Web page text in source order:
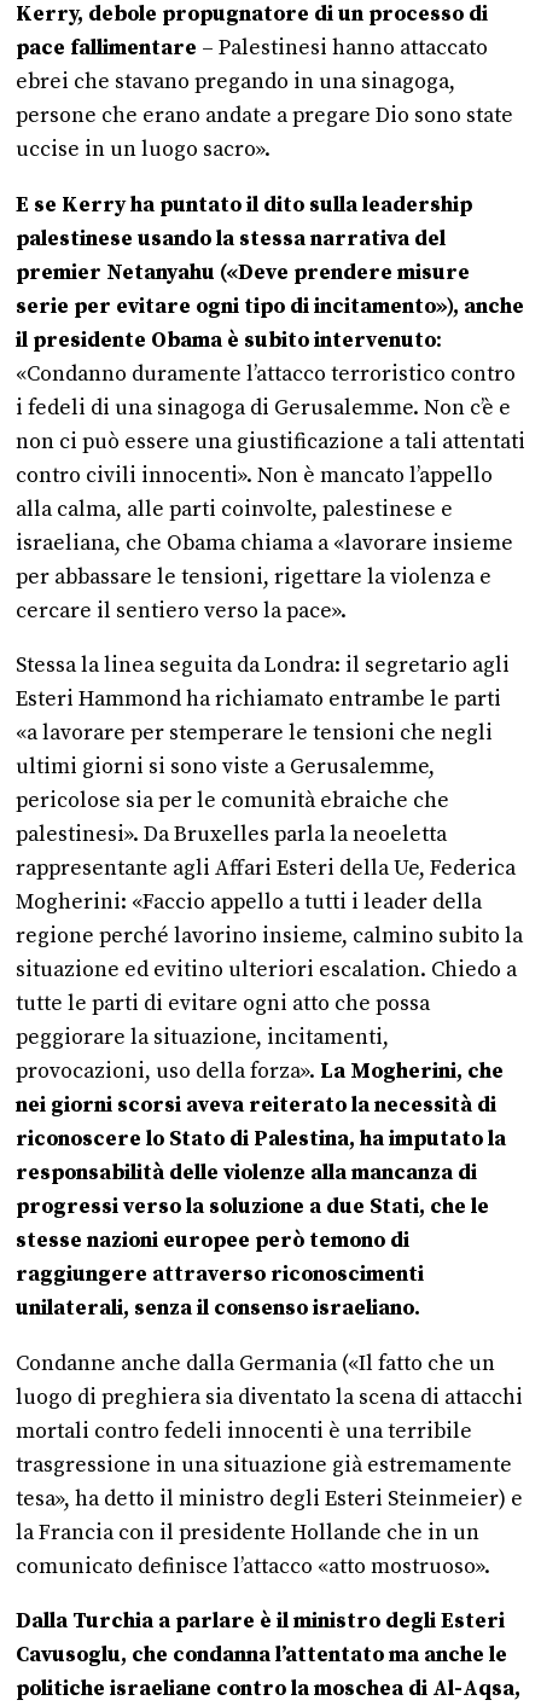
Kerry, debole propugnatore di un processo di
pace fallimentare – Palestinesi hanno attaccato
ebrei che stavano pregando in una sinagoga,
persone che erano andate a pregare Dio sono state
uccise in un luogo sacro».
E se Kerry ha puntato il dito sulla leadership
palestinese usando la stessa narrativa del
premier Netanyahu («Deve prendere misure
serie per evitare ogni tipo di incitamento»), anche
il presidente Obama è subito intervenuto:
«Condanno duramente l’attacco terroristico contro
i fedeli di una sinagoga di Gerusalemme. Non c’è e
non ci può essere una giustificazione a tali attentati
contro civili innocenti». Non è mancato l’appello
alla calma, alle parti coinvolte, palestinese e
israeliana, che Obama chiama a «lavorare insieme
per abbassare le tensioni, rigettare la violenza e
cercare il sentiero verso la pace».
Stessa la linea seguita da Londra: il segretario agli
Esteri Hammond ha richiamato entrambe le parti
«a lavorare per stemperare le tensioni che negli
ultimi giorni si sono viste a Gerusalemme,
pericolose sia per le comunità ebraiche che
palestinesi». Da Bruxelles parla la neoeletta
rappresentante agli Affari Esteri della Ue, Federica
Mogherini: «Faccio appello a tutti i leader della
regione perché lavorino insieme, calmino subito la
situazione ed evitino ulteriori escalation. Chiedo a
tutte le parti di evitare ogni atto che possa
peggiorare la situazione, incitamenti,
provocazioni, uso della forza». La Mogherini, che
nei giorni scorsi aveva reiterato la necessità di
riconoscere lo Stato di Palestina, ha imputato la
responsabilità delle violenze alla mancanza di
progressi verso la soluzione a due Stati, che le
stesse nazioni europee però temono di
raggiungere attraverso riconoscimenti
unilaterali, senza il consenso israeliano.
Condanne anche dalla Germania («Il fatto che un
luogo di preghiera sia diventato la scena di attacchi
mortali contro fedeli innocenti è una terribile
trasgressione in una situazione già estremamente
tesa», ha detto il ministro degli Esteri Steinmeier) e
la Francia con il presidente Hollande che in un
comunicato definisce l’attacco «atto mostruoso».
Dalla Turchia a parlare è il ministro degli Esteri
Cavusoglu, che condanna l’attentato ma anche le
politiche israeliane contro la moschea di Al-Aqsa,